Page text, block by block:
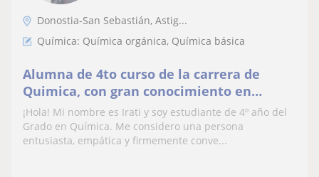
Donostia-San Sebastián, Astig...
Química: Química orgánica, Química básica
Alumna de 4to curso de la carrera de
Quimica, con gran conocimiento en
Quimica Organica. Apta para dar clases de
ESO y Bachiller.
¡Hola! Mi nombre es Irati y soy estudiante de 4º año del
Grado en Química. Me considero una persona
entusiasta, empática y firmemente conve...